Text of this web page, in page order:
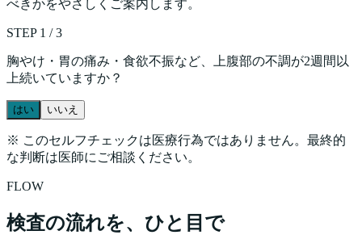
べきかをやさしくご案内します。
STEP 1 /3
胸やけ・胃の痛み・食欲不振など、上腹部の不調が2週間以
上続いていますか？
はい いいえ
※ このセルフチェックは医療行為ではありません。最終的
な判断は医師にご相談ください。
FLOW
検査の流れを、ひと目で